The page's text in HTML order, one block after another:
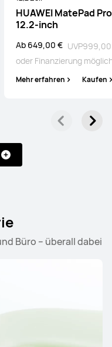
HUAWEI MatePad Pro
12.2-inch
Ab 649,00 € UVP
oder Finanzierung
Mehr erfahren Kaufen
Büro – überall dabei